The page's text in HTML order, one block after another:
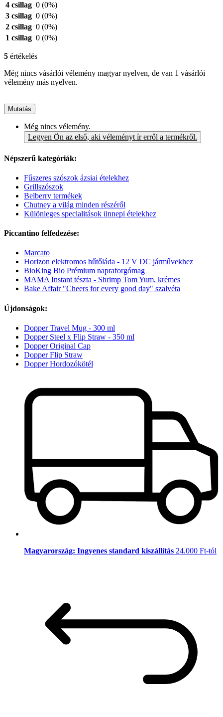
4 csillag 0 (0%)
3 csillag 0 (0%)
2 csillag 0 (0%)
1 csillag 0 (0%)
5 értékelés
Még nincs vásárlói vélemény magyar nyelven, de van 1 vásárlói
vélemény más nyelven.
Mutatás
Még nincs vélemény.
Legyen Ön az első, aki véleményt ír erről a termékről.
Népszerű kategóriák:
Fűszeres szószok ázsiai ételekhez
Grillszószok
Belberry termékek
Chutney a világ minden részéről
Különleges specialitások ünnepi ételekhez
Piccantino felfedezése:
Marcato
Horizon elektromos hűtőláda - 12 V DC járművekhez
BioKing Bio Prémium napraforgómag
MAMA Instant tészta - Shrimp Tom Yum, krémes
Bake Affair "Cheers for every good day" szalvéta
Újdonságok:
Dopper Travel Mug - 300 ml
Dopper Steel x Flip Straw - 350 ml
Dopper Original Cap
Dopper Flip Straw
Dopper Hordozókötél
Magyarország: Ingyenes standard kiszállítás 24.000 Ft-tól